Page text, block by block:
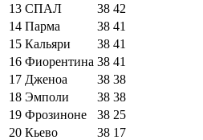
13 СПАЛ 38 42
14 Парма 38 41
15 Кальяри 38 41
16 Фиорентина 38 41
17 Дженоа 38 38
18 Эмполи 38 38
19 Фрозиноне 38 25
20 Кьево 38 17